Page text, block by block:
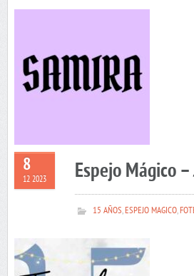
8
12 2023 Espejo Mágico
15 AÑOS,ESPEJO MAGICO,